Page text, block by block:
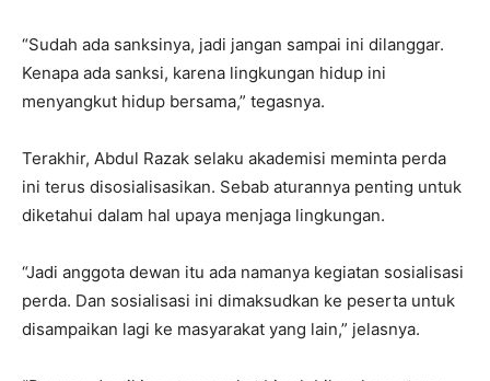
“Sudah ada sanksinya, jadi jangan sampai ini dilanggar.
Kenapa ada sanksi, karena lingkungan hidup ini
menyangkut hidup bersama,” tegasnya.
Terakhir, Abdul Razak selaku akademisi meminta perda
ini terus disosialisasikan. Sebab aturannya penting untuk
diketahui dalam hal upaya menjaga lingkungan.
“Jadi anggota dewan itu ada namanya kegiatan sosialisasi
perda. Dan sosialisasi ini dimaksudkan ke peserta untuk
disampaikan lagi ke masyarakat yang lain,” jelasnya.